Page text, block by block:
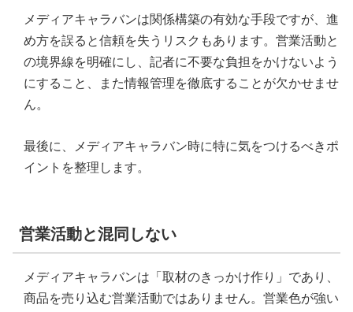
メディアキャラバンは関係構築の有効な手段ですが、進
め方を誤ると信頼を失うリスクもあります。営業活動と
の境界線を明確にし、記者に不要な負担をかけないよう
にすること、また情報管理を徹底することが欠かせませ
ん。
最後に、メディアキャラバン時に特に気をつけるべきポ
イントを整理します。
営業活動と混同しない
メディアキャラバンは「取材のきっかけ作り」であり、
商品を売り込む営業活動ではありません。営業色が強い